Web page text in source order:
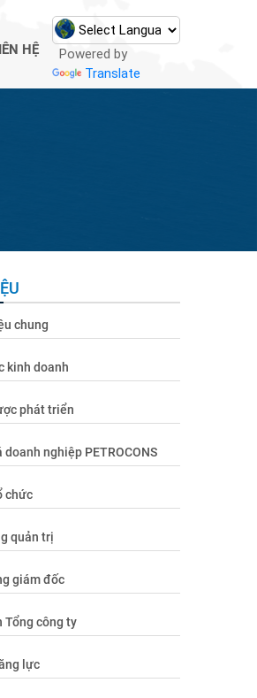
HỆ
Powered by
Translate
chung
kinh doanh
phát triển
doanh nghiệp PETROCONS
chức
quản trị
giám đốc
Tổng công ty
lực